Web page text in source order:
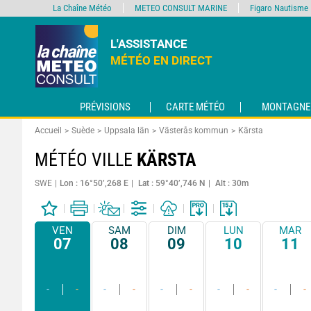
L'ASSISTANCE
MÉTÉO EN DIRECT
PRÉVISIONS CARTE MÉTÉO MONTAGNE
Accueil Suède Uppsala län Västerås kommun Kärsta
MÉTÉO VILLE KÄRSTA
SWE Lon : 16°50’,268 E Lat : 59°40’,746 N Alt : 30m
VEN
07
- -
SAM
08
- -
DIM
09
- -
LUN
10
- -
MAR
11
- -
La Chaîne Météo METEO CONSULT MARINE Figaro Nautisme